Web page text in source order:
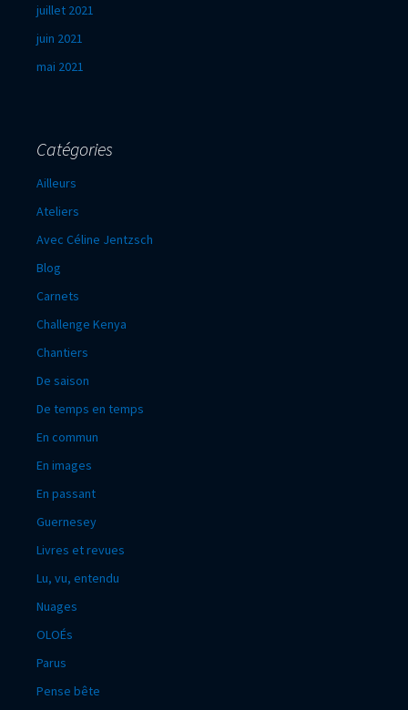
juillet 2021
juin 2021
mai 2021
Catégories
Ailleurs
Ateliers
Avec Céline Jentzsch
Blog
Carnets
Challenge Kenya
Chantiers
De saison
De temps en temps
En commun
En images
En passant
Guernesey
Livres et revues
Lu, vu, entendu
Nuages
OLOÉs
Parus
Pense bête